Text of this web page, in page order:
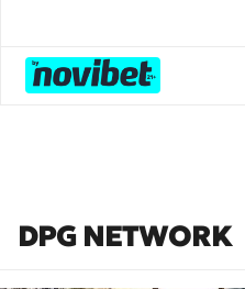
DPG NETWORK